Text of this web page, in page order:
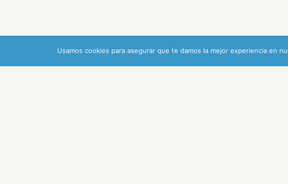
Usamos cookies para asegurar que te damos la mejor experiencia en